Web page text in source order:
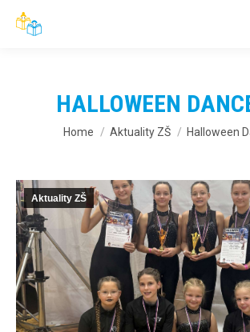
HALLOWEEN
You are here:
Home Aktuality ZŠ Halloween
Aktuality ZŠ